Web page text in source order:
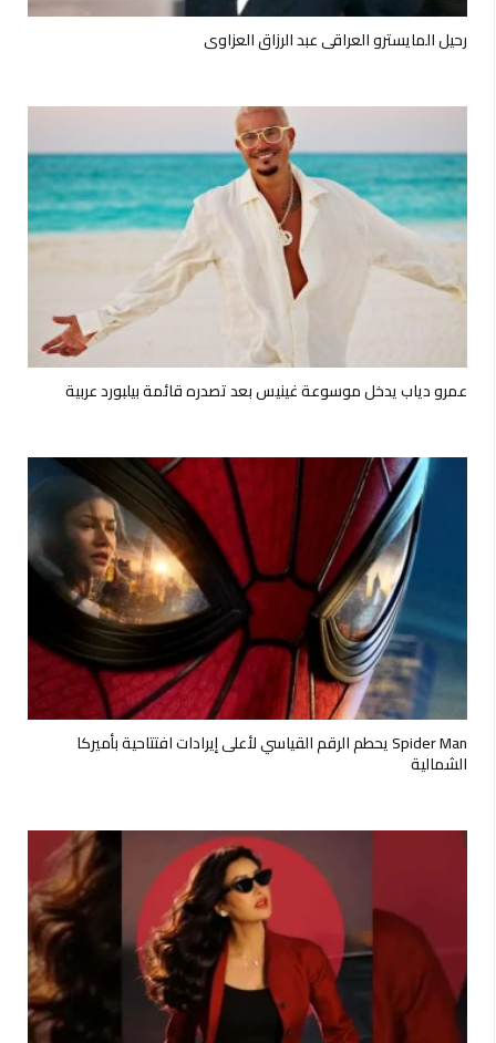
رحيل المايسترو العراقي عبد الرزاق العزاوي
عمرو دياب يدخل موسوعة غينيس بعد تصدره قائمة بيلبورد عربية
Spider Man يحطم الرقم القياسي لأعلى إيرادات افتتاحية بأميركا
الشمالية